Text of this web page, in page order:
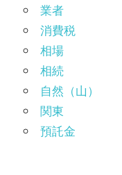
業者
消費税
相場
相続
自然（山）
関東
預託金